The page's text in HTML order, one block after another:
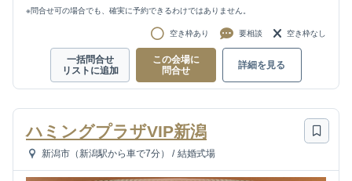
※問合せ可の場合でも、確実に予約できるわけではありません。
空き枠あり 要相談 空き枠なし
一括問合せ
リストに追加
この会場に
問合せ
詳細を見る
ハミングプラザVIP新潟
新潟市（新潟駅から車で7分） / 結婚式場